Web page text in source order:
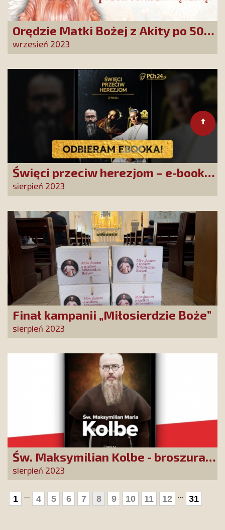
Orędzie Matki Bożej z Akity po 50
latach rozpowszechnione wśród
Polaków!
wrzesień 2023
Święci przeciw herezjom – e-book
dla Darczyńców PCh24.pl
sierpień 2023
Finał kampanii „Miłosierdzie Boże”
sierpień 2023
Św. Maksymilian Kolbe - broszura
w 82. rocznicę śmierci
sierpień 2023
1 ... 4 5 6 7 8 9 10 11 12 ... 31